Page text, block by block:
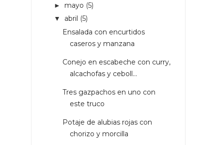
► mayo (5)
▼ abril (5)
Ensalada con encurtidos
caseros y manzana
Conejo en escabeche con curry,
alcachofas y ceboll...
Tres gazpachos en uno con
este truco
Potaje de alubias rojas con
chorizo y morcilla